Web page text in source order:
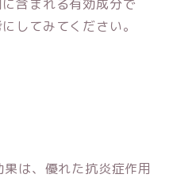
含まれる有効成分で
してみてください。
は、優れた抗炎症作用